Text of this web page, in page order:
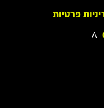
פרטיות
A